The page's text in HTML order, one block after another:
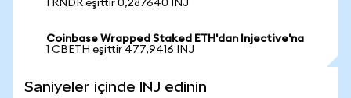
1 RNDR eşittir 0,287640 INJ
Coinbase Wrapped Staked ETH'dan Injective'na
1 CBETH eşittir 477,9416 INJ
Saniyeler içinde INJ edinin